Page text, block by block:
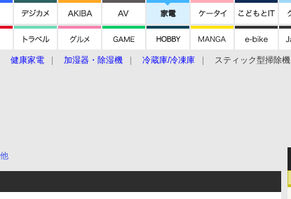
健康家電 加湿器・除湿機 冷蔵庫/冷凍庫 スティック型掃除機